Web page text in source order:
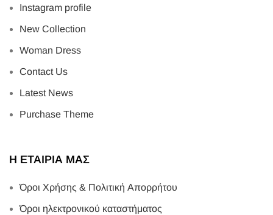
Instagram profile
New Collection
Woman Dress
Contact Us
Latest News
Purchase Theme
Η ΕΤΑΙΡΙΑ ΜΑΣ
Όροι Χρήσης & Πολιτική Απορρήτου
Όροι ηλεκτρονικού καταστήματος